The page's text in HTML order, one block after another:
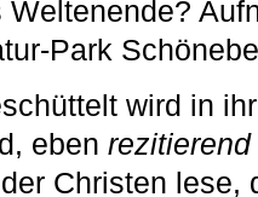
Park
wird in
eben rezitierend
Christen lese,